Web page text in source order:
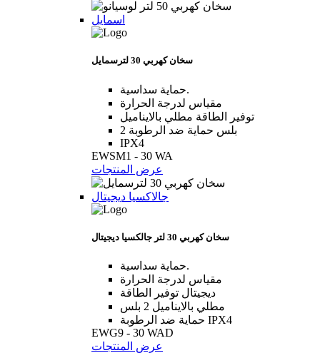
اسمايل
سخان كهربي 30 لترسمايل
حماية سداسية.
مقياس لدرجة الحرارة
توفير الطاقة مطلي بالايناميل
2 بلس حماية ضد الرطوبة
IPX4
EWSM1 - 30 WA
عرض المنتجات
جالاكسيا ديجيتال
سخان كهربي 30 لتر جالكسيا ديجيتال
حماية سداسية.
مقياس لدرجة الحرارة
ديجيتال توفير الطاقة
مطلي بالايناميل 2 بلس
حماية ضد الرطوبة IPX4
EWG9 - 30 WAD
عرض المنتجات